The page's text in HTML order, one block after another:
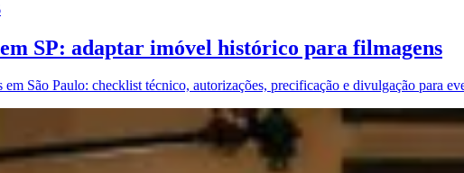
em SP: adaptar imóvel histórico para filmagens
em São Paulo: checklist técnico, autorizações, precificação e divulgação para